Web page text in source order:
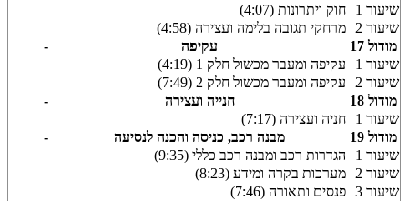
שיעור 1
חוק ויתרונות (4:07)
שיעור 2
מרחקי תגובה בלימה ועצירה (4:58)
מודול 17
עקיפה
-
שיעור 1
עקיפה ומעבר מכשול חלק 1 (4:19)
שיעור 2
עקיפה ומעבר מכשול חלק 2 (7:49)
מודול 18
חנייה ועצירה
-
שיעור 1
חניה ועצירה (7:17)
מודול 19
מבנה רכב, כניסה והכנה לנסיעה
-
שיעור 1
הגדרות רכב ומבנה רכב כללי (9:35)
שיעור 2
מערכות בקרה ומידע (8:23)
שיעור 3
פנסים ותאורה (7:46)